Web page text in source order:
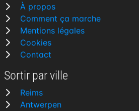
À propos
Comment ça marche
Mentions légales
Cookies
Contact
Sortir par ville
Reims
Antwerpen